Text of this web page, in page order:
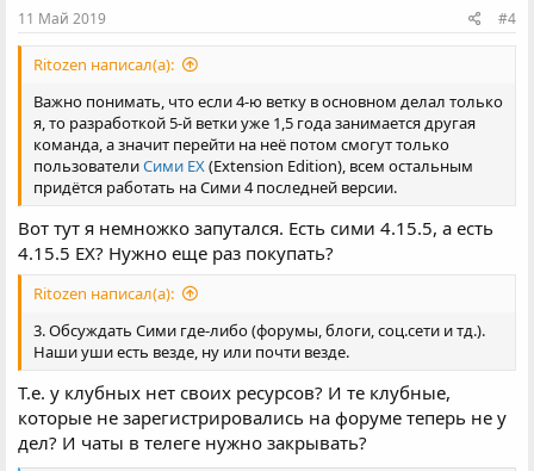
11 Май 2019 #4
Ritozen написал(а):
Важно понимать, что если 4-ю ветку в основном делал только
я, то разработкой 5-й ветки уже 1,5 года занимается другая
команда, а значит перейти на неё потом смогут только
пользователиСими EX(Extension Edition), всем остальным
придётся работать на Сими 4 последней версии.
Вот тут я немножко запутался. Есть сими 4.15.5, а есть
4.15.5 EX? Нужно еще раз покупать?
Ritozen написал(а):
3. Обсуждать Сими где-либо (форумы, блоги, соц.сети и тд.).
Наши уши есть везде, ну или почти везде.
Т.е. у клубных нет своих ресурсов? И те клубные,
которые не зарегистрировались на форуме теперь не у
дел? И чаты в телеге нужно закрывать?